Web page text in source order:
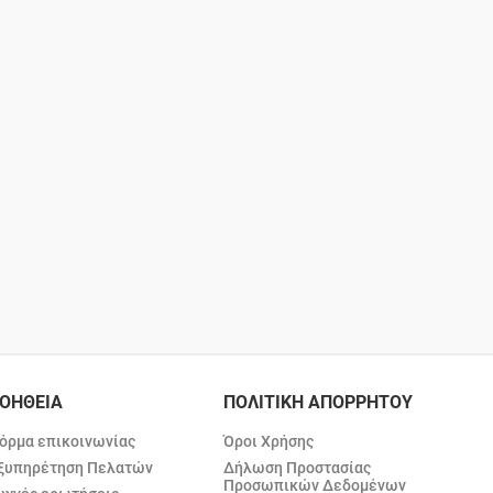
επικοινωνίας
Πελατών
ΠΟΛΙΤΙΚΗ ΑΠΟΡΡΗΤΟΥ
Όροι Χρήσης
Δήλωση Προστασίας
Προσωπικών Δεδομένων